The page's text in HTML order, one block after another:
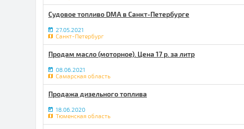
Судовое топливо DMA в Санкт-Петербурге
27.05.2021
Санкт-Петербург
Продам масло (моторное). Цена 17 р. за литр
08.06.2021
Самарская область
Продажа дизельного топлива
18.06.2020
Тюменская область